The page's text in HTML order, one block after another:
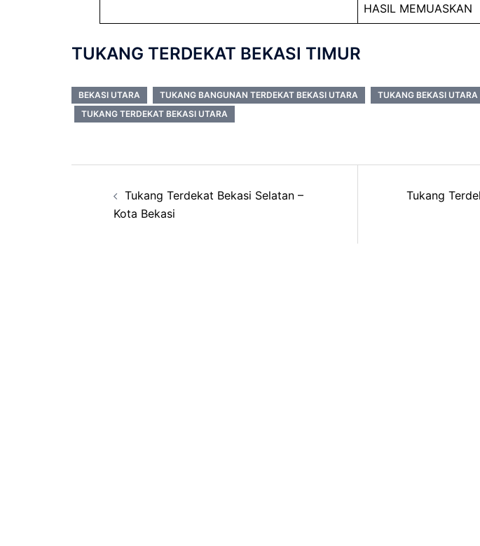
HASIL MEMUASKAN
TUKANG TERDEKAT BEKASI TIMUR
BEKASI UTARA TUKANG BANGUNAN TERDEKAT BEKASI UTARA TUKANG BEKASI UTARA
TUKANG TERDEKAT BEKASI UTARA
navigation
Tukang Terdekat Bekasi Selatan –
Kota Bekasi
Tukang